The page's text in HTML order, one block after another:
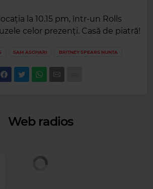
la 10.15 pm, într-un Rolls
celor prezenți. Casă de piatră!
SAM ASGHARI BRITNEY SPEARS NUNTA
Web radios